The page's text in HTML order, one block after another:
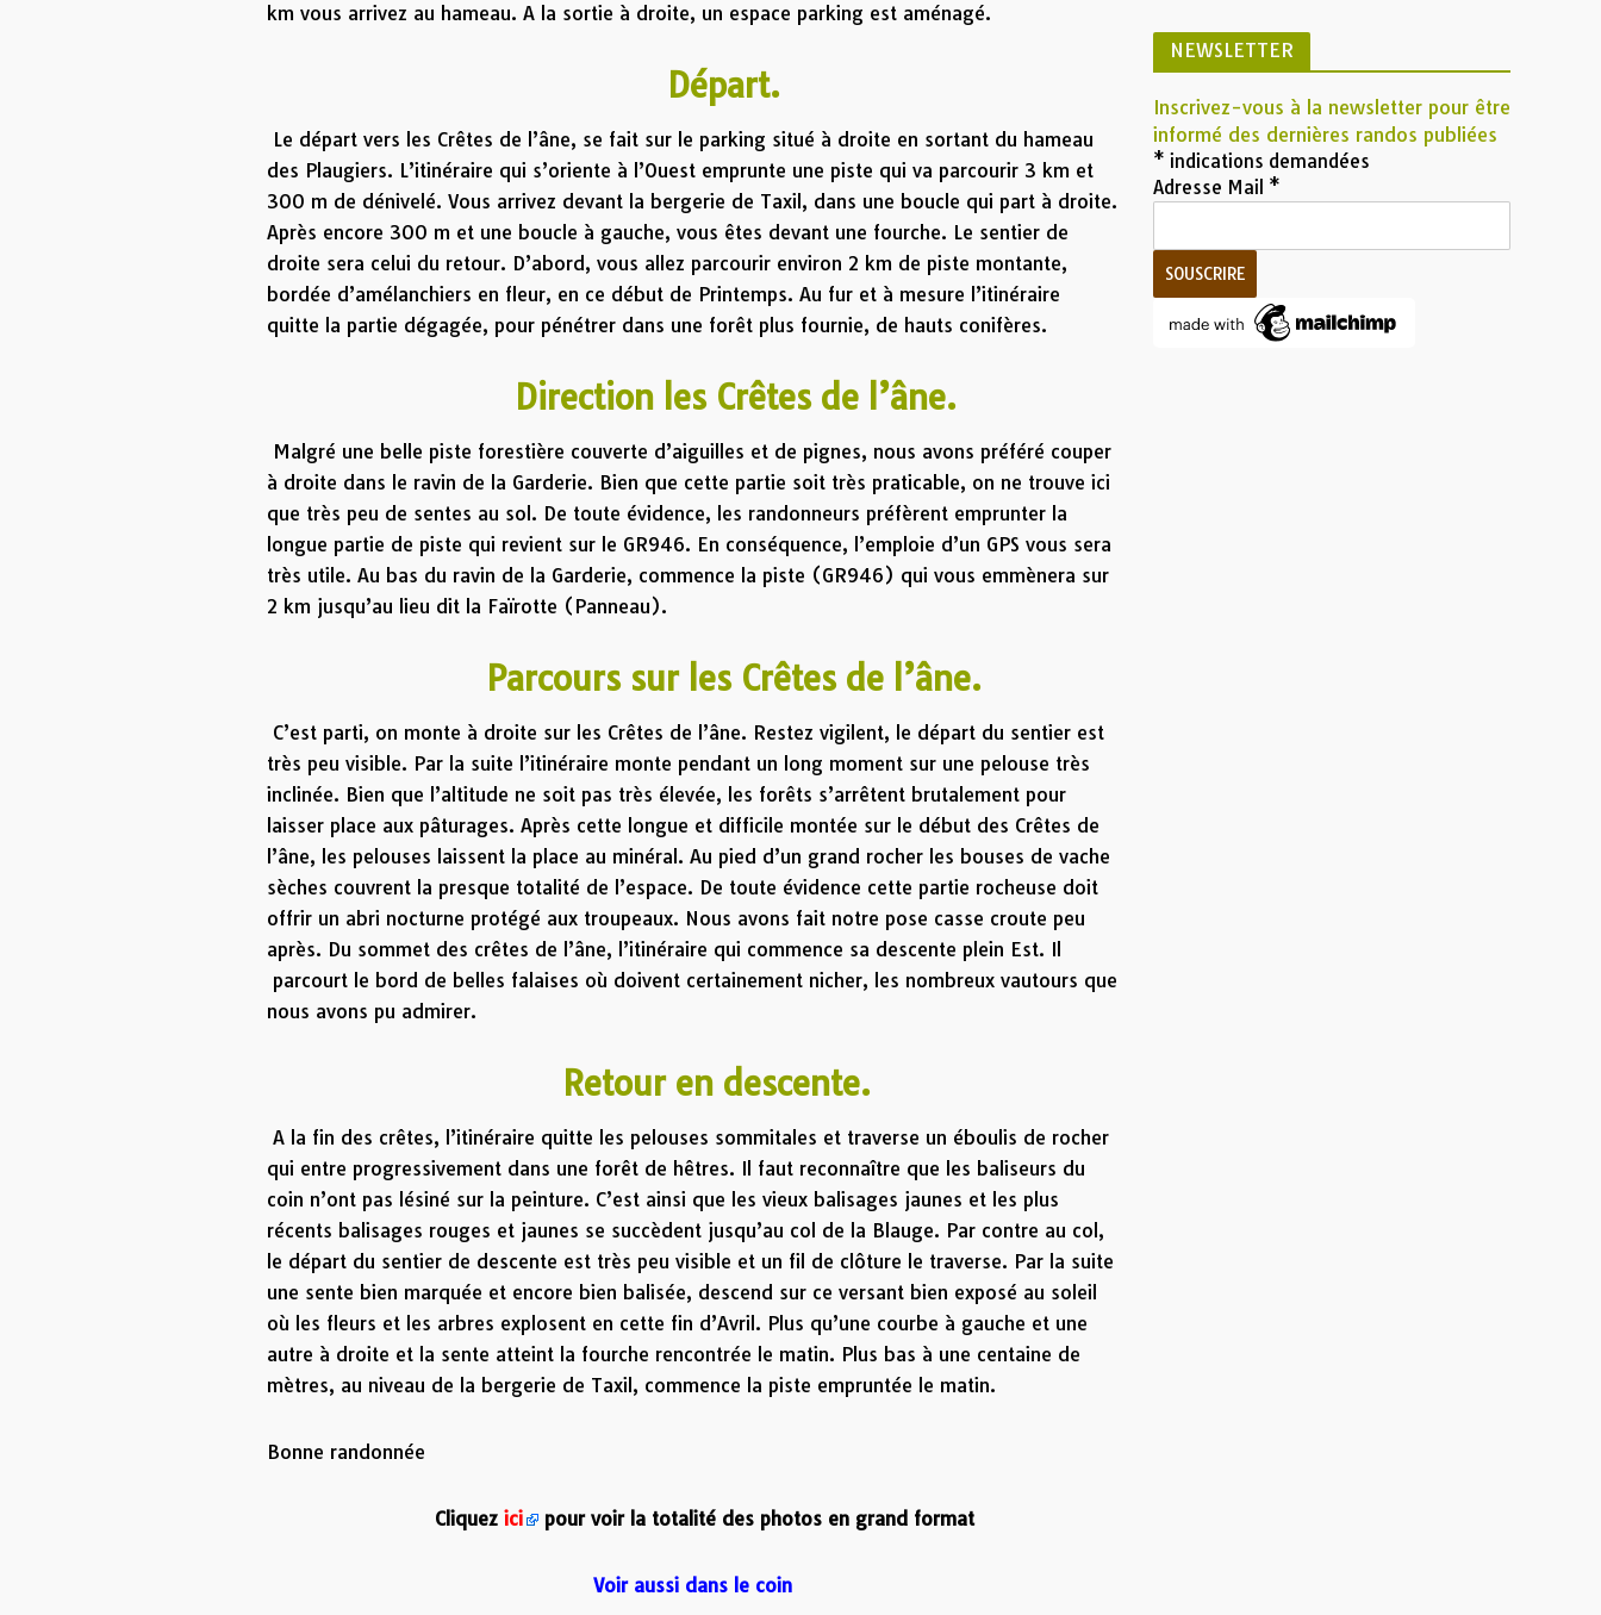
km vous arrivez au hameau. A la sortie à droite, un espace parking est aménagé.
Départ.
Le départ vers les Crêtes de l’âne, se fait sur le parking situé à droite en sortant du hameau
des Plaugiers. L’itinéraire qui s’oriente à l’Ouest emprunte une piste qui va parcourir 3 km et
300 m de dénivelé. Vous arrivez devant la bergerie de Taxil, dans une boucle qui part à droite.
Après encore 300 m et une boucle à gauche, vous êtes devant une fourche. Le sentier de
droite sera celui du retour. D’abord, vous allez parcourir environ 2 km de piste montante,
bordée d’amélanchiers en fleur, en ce début de Printemps. Au fur et à mesure l’itinéraire
quitte la partie dégagée, pour pénétrer dans une forêt plus fournie, de hauts conifères.
Direction les Crêtes de l’âne.
Malgré une belle piste forestière couverte d’aiguilles et de pignes, nous avons préféré couper
à droite dans le ravin de la Garderie. Bien que cette partie soit très praticable, on ne trouve ici
que très peu de sentes au sol. De toute évidence, les randonneurs préfèrent emprunter la
longue partie de piste qui revient sur le GR946. En conséquence, l’emploie d’un GPS vous sera
très utile. Au bas du ravin de la Garderie, commence la piste (GR946) qui vous emmènera sur
2 km jusqu’au lieu dit la Faïrotte (Panneau).
Parcours sur les Crêtes de l’âne.
C’est parti, on monte à droite sur les Crêtes de l’âne. Restez vigilent, le départ du sentier est
très peu visible. Par la suite l’itinéraire monte pendant un long moment sur une pelouse très
inclinée. Bien que l’altitude ne soit pas très élevée, les forêts s’arrêtent brutalement pour
laisser place aux pâturages. Après cette longue et difficile montée sur le début des Crêtes de
l’âne, les pelouses laissent la place au minéral. Au pied d’un grand rocher les bouses de vache
sèches couvrent la presque totalité de l’espace. De toute évidence cette partie rocheuse doit
offrir un abri nocturne protégé aux troupeaux. Nous avons fait notre pose casse croute peu
après. Du sommet des crêtes de l’âne, l’itinéraire qui commence sa descente plein Est. Il
parcourt le bord de belles falaises où doivent certainement nicher, les nombreux vautours que
nous avons pu admirer.
Retour en descente.
A la fin des crêtes, l’itinéraire quitte les pelouses sommitales et traverse un éboulis de rocher
qui entre progressivement dans une forêt de hêtres. Il faut reconnaître que les baliseurs du
coin n’ont pas lésiné sur la peinture. C’est ainsi que les vieux balisages jaunes et les plus
récents balisages rouges et jaunes se succèdent jusqu’au col de la Blauge. Par contre au col,
le départ du sentier de descente est très peu visible et un fil de clôture le traverse. Par la suite
une sente bien marquée et encore bien balisée, descend sur ce versant bien exposé au soleil
où les fleurs et les arbres explosent en cette fin d’Avril. Plus qu’une courbe à gauche et une
autre à droite et la sente atteint la fourche rencontrée le matin. Plus bas à une centaine de
mètres, au niveau de la bergerie de Taxil, commence la piste empruntée le matin.
Bonne randonnée
Cliquez ici pour voir la totalité des photos en grand format
Voir aussi dans le coin
NEWSLETTER
Inscrivez-vous à la newsletter pour être
informé des dernières randos publiées
* indications demandées
Adresse Mail *